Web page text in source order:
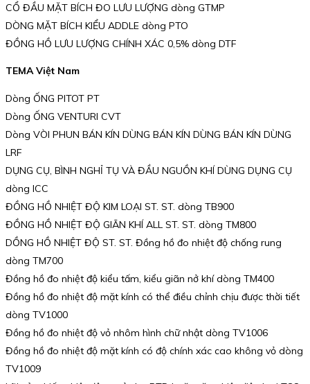
CỔ ĐẦU MẶT BÍCH ĐO LƯU LƯỢNG dòng GTMP
DÒNG MẶT BÍCH KIỂU ADDLE dòng PTO
ĐỒNG HỒ LƯU LƯỢNG CHÍNH XÁC 0,5% dòng DTF
TEMA Việt Nam
Dòng ỐNG PITOT PT
Dòng ỐNG VENTURI CVT
Dòng VÒI PHUN BÁN KÍN DÙNG BÁN KÍN DÙNG BÁN KÍN DÙNG
LRF
DỤNG CỤ, BÌNH NGHỈ TỤ VÀ ĐẦU NGUỒN KHÍ DÙNG DỤNG CỤ
dòng ICC
ĐỒNG HỒ NHIỆT ĐỘ KIM LOẠI ST. ST. dòng TB900
ĐỒNG HỒ NHIỆT ĐỘ GIÃN KHÍ ALL ST. ST. dòng TM800
DỒNG HỒ NHIỆT ĐỘ ST. ST. Đồng hồ đo nhiệt độ chống rung
dòng TM700
Đồng hồ đo nhiệt độ kiểu tấm, kiểu giãn nở khí dòng TM400
Đồng hồ đo nhiệt độ mặt kính có thể điều chỉnh chịu được thời tiết
dòng TV1000
Đồng hồ đo nhiệt độ vỏ nhôm hình chữ nhật dòng TV1006
Đồng hồ đo nhiệt độ mặt kính có độ chính xác cao không vỏ dòng
TV1009